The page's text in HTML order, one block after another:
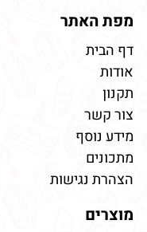
מפת האתר
דף הבית
אודות
תקנון
צור קשר
מידע נוסף
מתכונים
הצהרת נגישות
מוצרים